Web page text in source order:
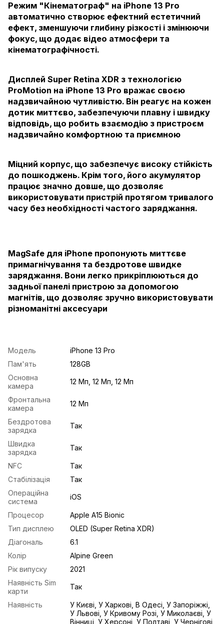
Режим "Кінематограф" на iPhone 13 Pro
автоматично створює ефектний естетичний
ефект, зменшуючи глибину різкості і змінюючи
фокус, що додає відео атмосфери та
кінематографічності.
Дисплей Super Retina XDR з технологією
ProMotion на iPhone 13 Pro вражає своєю
надзвичайною чутливістю. Він реагує на кожен
дотик миттєво, забезпечуючи плавну і швидку
відповідь, що робить взаємодію з пристроєм
надзвичайно комфортною та приємною
Міцний корпус, що забезпечує високу стійкість
до пошкоджень. Крім того, його акумулятор
працює значно довше, що дозволяє
використовувати пристрій протягом тривалого
часу без необхідності частого заряджання.
MagSafe для iPhone пропонують миттєве
примагнічування та бездротове швидке
заряджання. Вони легко прикріплюються до
задньої панелі пристрою за допомогою
магнітів, що дозволяє зручно використовувати
різноманітні аксесуари
Модель
iPhone 13 Pro
Пам'ять
128GB
Основна
камера
12 Мп, 12 Мп, 12 Мп
Фронтальна
камера
12 Мп
Бездротова
зарядка
Так
Швидка
зарядка
Так
NFC
Так
Стабілізація
Так
Операційна
система
iOS
Процесор
Apple A15 Bionic
Тип дисплею
OLED (Super Retina XDR)
Діагональ
6.1
Колір
Alpine Green
Рік випуску
2021
Наявність Sim
карти
Так
Наявність
У Києві, У Харкові, В Одесі, У Запоріжжі,
У Львові, У Кривому Розі, У Миколаєві, У
Вінниці, У Херсоні, У Полтаві, У Чернігові,